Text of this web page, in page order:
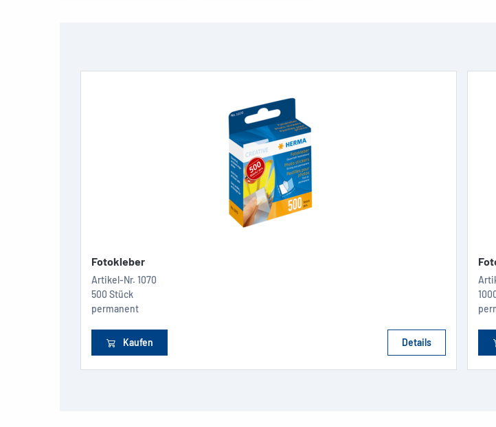
Fotokleber
Artikel-Nr. 1070
500 Stück
permanent
Kaufen Details